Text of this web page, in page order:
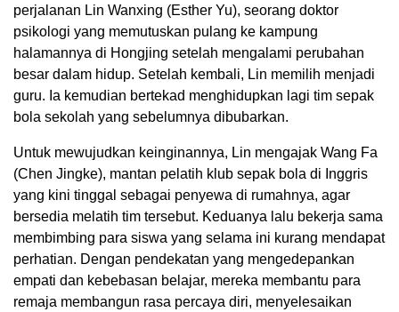
perjalanan Lin Wanxing (Esther Yu), seorang doktor
psikologi yang memutuskan pulang ke kampung
halamannya di Hongjing setelah mengalami perubahan
besar dalam hidup. Setelah kembali, Lin memilih menjadi
guru. Ia kemudian bertekad menghidupkan lagi tim sepak
bola sekolah yang sebelumnya dibubarkan.
Untuk mewujudkan keinginannya, Lin mengajak Wang Fa
(Chen Jingke), mantan pelatih klub sepak bola di Inggris
yang kini tinggal sebagai penyewa di rumahnya, agar
bersedia melatih tim tersebut. Keduanya lalu bekerja sama
membimbing para siswa yang selama ini kurang mendapat
perhatian. Dengan pendekatan yang mengedepankan
empati dan kebebasan belajar, mereka membantu para
remaja membangun rasa percaya diri, menyelesaikan